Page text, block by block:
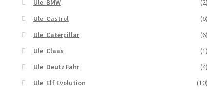
Ulei BMW
(2)
Ulei Castrol
(6)
Ulei Caterpillar
(6)
Ulei Claas
(1)
Ulei Deutz Fahr
(4)
Ulei Elf Evolution
(10)